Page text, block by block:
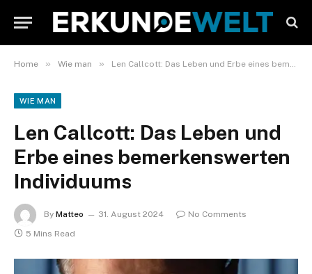
Home » Wie man » Len Callcott: Das Leben und Erbe eines bemerkenswerten Individuums
WIE MAN
Len Callcott: Das Leben und
Erbe eines bemerkenswerten
Individuums
By Matteo 31. August 2024
No Comments
5 Mins Read